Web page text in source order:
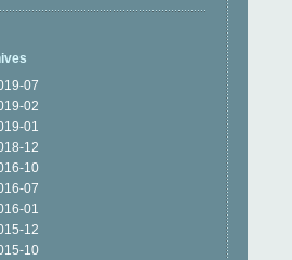
07
02
01
12
10
07
01
12
10